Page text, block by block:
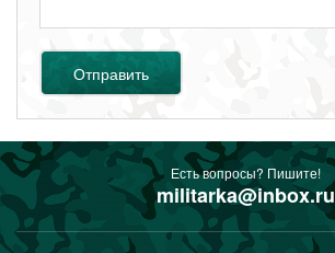
Отправить
Есть вопросы? Пишите!
militarka@inbox.ru